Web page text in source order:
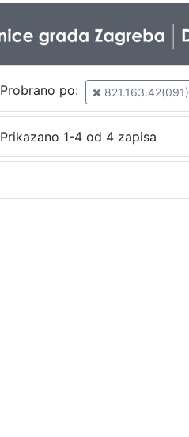
Probrano po: 821.163.42(091)
Prikazano 1-4 od 4 zapisa